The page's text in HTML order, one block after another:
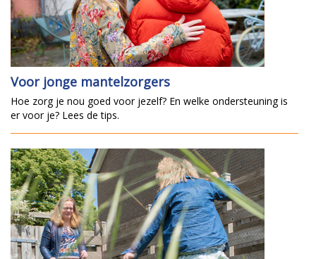
Voor jonge mantelzorgers
Hoe zorg je nou goed voor jezelf? En welke ondersteuning is
er voor je? Lees de tips.